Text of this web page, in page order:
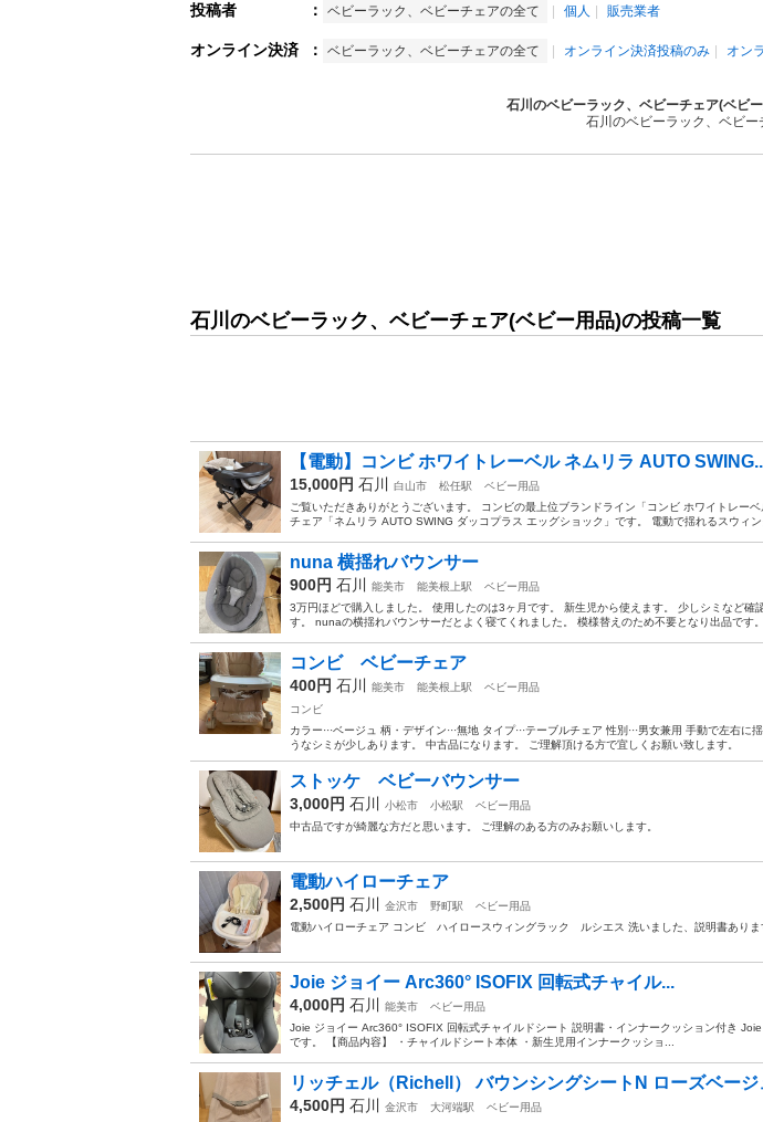
投稿者 ： ベビーラック、ベビーチェアの全て 個人 販売業者
オンライン決済 ： ベビーラック、ベビーチェアの全て オンライン決済投稿のみ オン
石川のベビーラック、ベビーチェア(ベビ
石川のベビーラック、ベビ
石川のベビーラック、ベビーチェア(ベビー用品)の投稿一覧
【電動】コンビ ホワイトレーベル ネムリラ AUTO
15,000円 石川 白山市 松任駅
ベビー用品
ご覧いただきありがとうございます。 コンビの最上位ブランドライン「コンビ ホワイトレー
チェア「ネムリラ AUTO SWING ダッコプラス エッグショック」です。 電動で揺れるスウィン
nuna 横揺れバウンサー
900円 石川 能美市 能美根上駅
ベビー用品
3万円ほどで購入しました。 使用したのは3ヶ月です。 新生児から使えます。 少しシミなど確
す。 nunaの横揺れバウンサーだとよく寝てくれました。 模様替えのため不要となり出品です。
コンビ ベビーチェア
400円 石川 能美市 能美根上駅
ベビー用品
コンビ
カラー···ベージュ 柄・デザイン···無地 タイプ···テーブルチェア 性別···男女兼用 手動で左右
うなシミが少しあります。 中古品になります。 ご理解頂ける方で宜しくお願い致します。
ストッケ ベビーバウンサー
3,000円 石川 小松市 小松駅
ベビー用品
中古品ですが綺麗な方だと思います。 ご理解のある方のみお願いします。
電動ハイローチェア
2,500円 石川 金沢市 野町駅
ベビー用品
電動ハイローチェア コンビ ハイロースウィングラック ルシエス 洗いました、説明書ありま
Joie ジョイー Arc360° ISOFIX 回転式チャイル...
4,000円 石川 能美市
ベビー用品
Joie ジョイー Arc360° ISOFIX 回転式チャイルドシート 説明書・インナークッション付き
です。 【商品内容】 ・チャイルドシート本体 ・新生児用インナークッショ...
リッチェル（Richell） バウンシングシートN ローズベージ
4,500円 石川 金沢市 大河端駅
ベビー用品